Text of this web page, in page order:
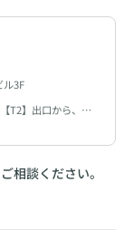
3F
T2】出口から、徒
相談ください。